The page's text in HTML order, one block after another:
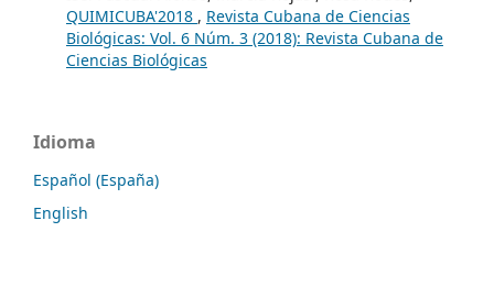
QUIMICUBA'2018 , Revista Cubana de Ciencias
Biológicas: Vol. 6 Núm. 3 (2018): Revista Cubana de
Ciencias Biológicas
Idioma
Español (España)
English